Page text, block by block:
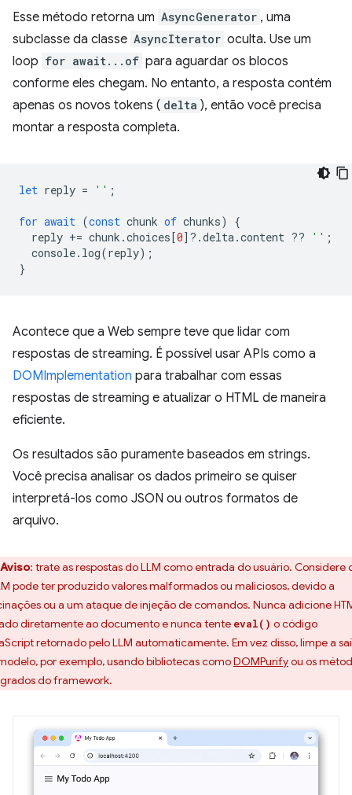
Esse método retorna um AsyncGenerator , uma
subclasse da classe AsyncIterator oculta. Use um
loop for await...of para aguardar os blocos
conforme eles chegam. No entanto, a resposta contém
apenas os novos tokens ( delta ), então você precisa
montar a resposta completa.
let reply = '' ;
for await (const chunk of chunks)
{
reply += chunk .choices[0] ? .delta.content ?? '' ;
console. log(reply);
}
Acontece que a Web sempre teve que lidar com
respostas de streaming. É possível usar APIs como a
DOMImplementation para trabalhar com essas
respostas de streaming e atualizar o HTML de maneira
eficiente.
Os resultados são puramente baseados em strings.
Você precisa analisar os dados primeiro se quiser
interpretá-los como JSON ou outros formatos de
arquivo.
Aviso: trate as respostas do LLM como entrada do usuário. Considere
pode ter produzido valores malformados ou maliciosos, devido a
ou a um ataque de injeção de comandos. Nunca adicione
diretamente ao documento e nunca tente eval() o código
retornado pelo LLM automaticamente. Em vez disso, limpe a
por exemplo, usando bibliotecas comoDOMPurifyou os
do framework.